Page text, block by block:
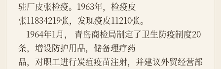
驻厂皮张检疫。1963年，检疫皮
张11834219张，发现疫皮11210张。
条，增设防护用品，储备理疗药
品，对职工进行炭疽疫苗注射，并建议外贸经营部